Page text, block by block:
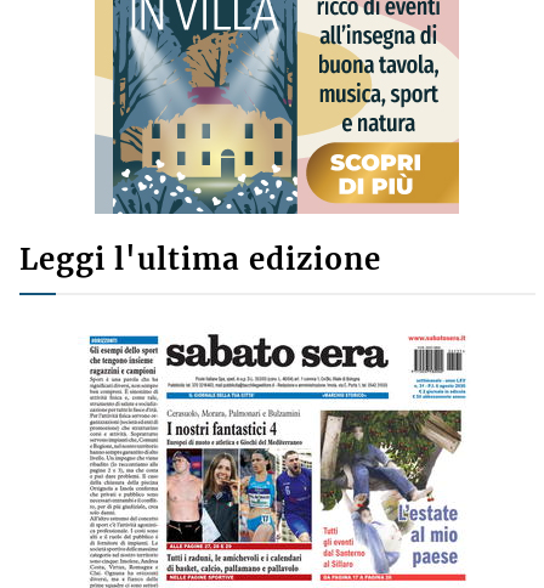
Leggi l'ultima edizione